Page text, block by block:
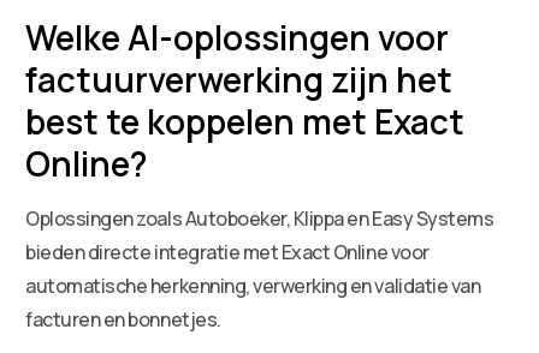
Welke AI-oplossingen voor
factuurverwerking zijn het
best te koppelen met Exact
Online?
Oplossingen zoals Autoboeker, Klippa en Easy Systems
bieden directe integratie met Exact Online voor
automatische herkenning, verwerking en validatie van
facturen en bonnetjes.